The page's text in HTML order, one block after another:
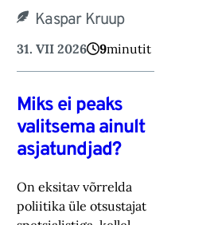
Kaspar Kruup
31. VII 2026 9minutit
Miks ei peaks
valitsema ainult
asjatundjad?
On eksitav võrrelda
poliitika üle otsustajat